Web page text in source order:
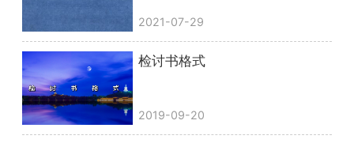
2021-07-29
检讨书格式
2019-09-20